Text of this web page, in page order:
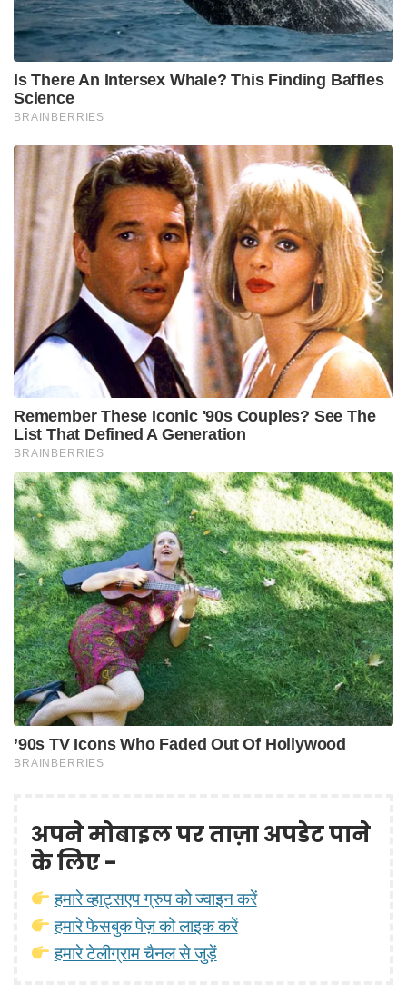
अपने मोबाइल पर ताज़ा अपडेट पाने
के लिए -
हमारे व्हाट्सएप ग्रुप को ज्वाइन करें
हमारे फेसबुक पेज़ को लाइक करें
हमारे टेलीग्राम चैनल से जुड़ें